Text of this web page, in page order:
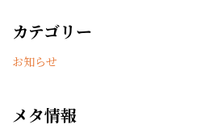
カテゴリー
お知らせ
メタ情報